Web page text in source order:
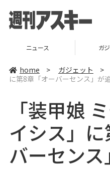
ニュース ガ
home > ガジェット >
に第8章「オーバーセンス」が
「装甲娘
イシス」
バーセン